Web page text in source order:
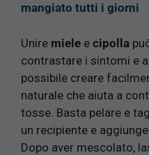
mangiato tutti i giorni
Unire miele e cipolla
contrastare i sintomi e a
possibile creare
naturale che aiuta a
tosse. Basta pelare e
un recipiente e
Dopo aver mescolato,